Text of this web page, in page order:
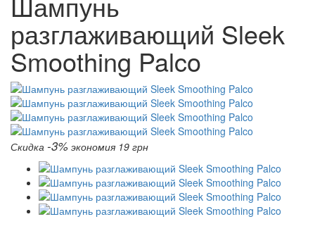
разглаживающий Sleek
Smoothing Palco
Скидка -3% экономия 19 грн